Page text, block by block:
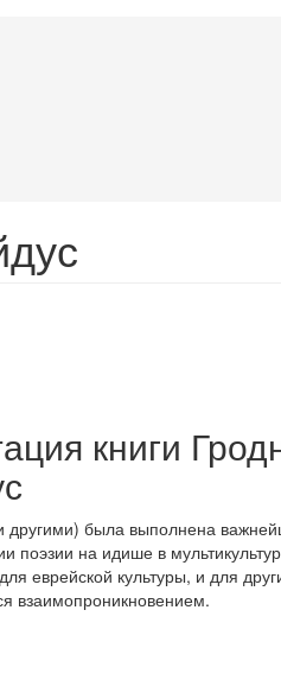
книги
была выполнена
поэзии на идише в
еврейской культуры, и для
взаимопроникновением.